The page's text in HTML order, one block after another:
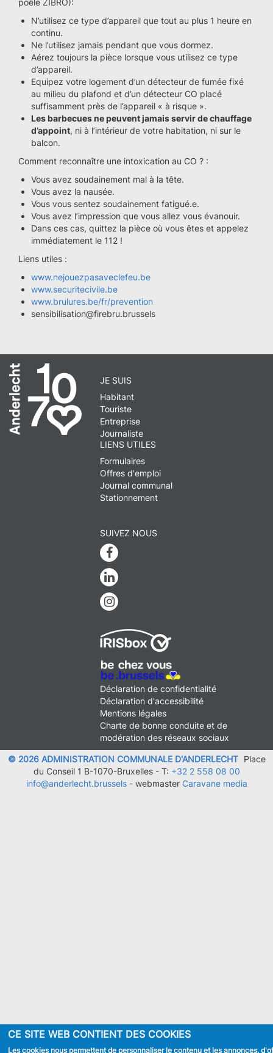
poêle ZIBRO):
N’utilisez ce type d’appareil que tout au plus 1 heure en
continu.
Ne l’utilisez jamais pendant que vous dormez.
Aérez toujours la pièce lorsque vous utilisez ce type
d’appareil.
Equipez votre logement d’un détecteur de fumée fixé
au milieu du plafond et d’un détecteur CO placé
suffisamment près de l’appareil « à risque ».
Les barbecues ne peuvent jamais servir de chauffage
d’appoint, ni à l’intérieur de votre habitation, ni sur le
balcon.
Comment reconnaître une intoxication au CO ? :
Vous avez soudainement mal à la tête.
Vous avez la nausée.
Vous vous sentez soudainement fatigué.e.
Vous avez l’impression que vous allez vous évanouir.
Dans ces cas, quittez la pièce où vous êtes et appelez
immédiatement le 112 !
Liens utiles :
www.nejouezpasaveclefeu.be
www.securitecivile.be
www.brulures.be/fr/prevention
sensibilisation@firebru.brussels
JE SUIS
Habitant
Touriste
Entreprise
Journaliste
LIENS UTILES
Formulaires
Offres d'emploi
Journal communal
Stationnement
SUIVEZ NOUS
Facebook
Linkedin
Instagram
MENU
FOOTER
LEGAL
Déclaration de confidentialité
Déclaration d'accessibilité
Mentions légales
Charte de bonne conduite et de
modération des réseaux sociaux
© 2026 ADMINISTRATION COMMUNALE D'ANDERLECHT
Place
du Conseil 1 B-1070-Bruxelles - T: +32 2 558 08 00
info@anderlecht.brussels- webmaster Caravane media
CE SITE WEB CONTIENT DES COOKIES
Les cookies nous permettent de personnaliser le contenu et les annonces,